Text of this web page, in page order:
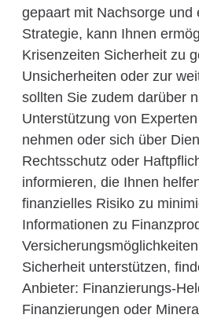
gepaart mit Nachsorge und
Strategie, kann Ihnen
Krisenzeiten Sicherheit zu
Unsicherheiten oder zur
sollten Sie zudem darüber
Unterstützung von
nehmen oder sich über
Rechtsschutz oder
informieren, die Ihnen
finanzielles Risiko zu
Informationen zu
Sicherheit unterstützen,
Anbieter: Finanzierungs-
Finanzierungen oder